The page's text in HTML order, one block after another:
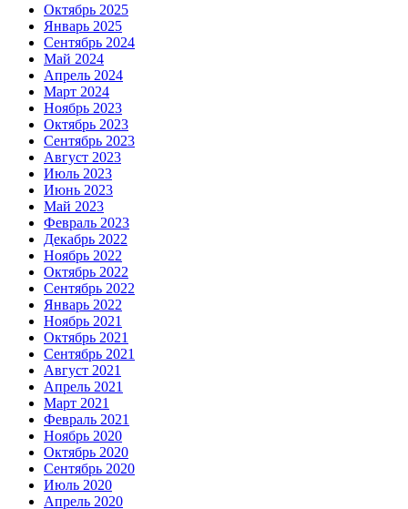
Октябрь 2025
Январь 2025
Сентябрь 2024
Май 2024
Апрель 2024
Март 2024
Ноябрь 2023
Октябрь 2023
Сентябрь 2023
Август 2023
Июль 2023
Июнь 2023
Май 2023
Февраль 2023
Декабрь 2022
Ноябрь 2022
Октябрь 2022
Сентябрь 2022
Январь 2022
Ноябрь 2021
Октябрь 2021
Сентябрь 2021
Август 2021
Апрель 2021
Март 2021
Февраль 2021
Ноябрь 2020
Октябрь 2020
Сентябрь 2020
Июль 2020
Апрель 2020